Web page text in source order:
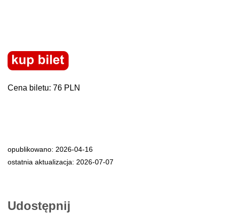
Cena biletu: 76 PLN
opublikowano: 2026-04-16
ostatnia aktualizacja: 2026-07-07
Udostępnij